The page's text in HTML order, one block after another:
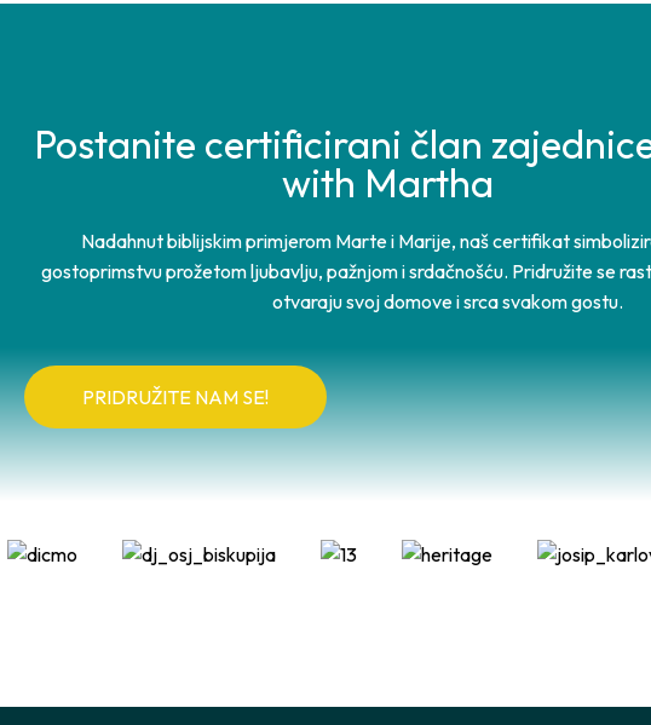
Postanite certificirani član
with Martha
Nadahnut biblijskim primjerom Marte i Marije, naš certifikat
gostoprimstvu prožetom ljubavlju, pažnjom i srdačnošću. Pridružite se
otvaraju svoj domove i srca svakom gostu.
PRIDRUŽITE NAM SE!